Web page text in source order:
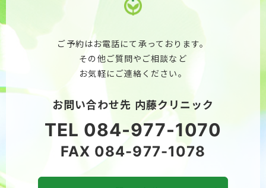
ご予約はお電話にて承っております。
その他ご質問やご相談など
お気軽にご連絡ください。
お問い合わせ先 内藤クリニック
TEL 084-977-1070
FAX 084-977-1078